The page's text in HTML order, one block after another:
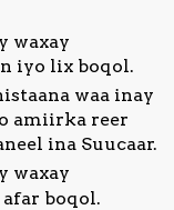
waxay
iyo lix boqol.
waa inay
amiirka reer
ina Suucaar.
waxay
boqol.